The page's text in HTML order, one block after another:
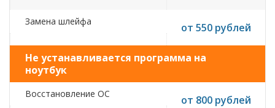
Замена шлейфа от 550 рублей
Не устанавливается программа на
ноутбук
Восстановление ОС от 800 рублей